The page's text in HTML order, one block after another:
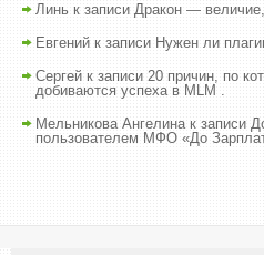
Линь к записи Дракон —
Евгений к записи Нужен ли
Сергей к записи 20 причин, по
добиваются успеха в MLM .
Мельникова Ангелинак записи
пользователем МФО «До